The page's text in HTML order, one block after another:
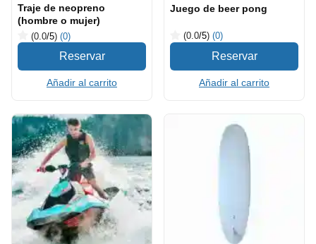
Traje de neopreno
(hombre o mujer)
(0.0/5) (0)
Añadir al carrito
Juego de beer pong
(0.0/5) (0)
Añadir al carrito